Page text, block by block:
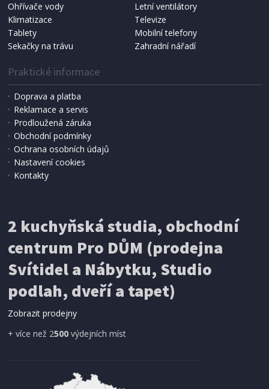
Ohřívače vody
Letní ventilátory
Klimatizace
Televize
Tablety
Mobilní telefony
Sekačky na trávu
Zahradní nářadí
Praktické informace
Doprava a platba
Reklamace a servis
Prodloužená záruka
Obchodní podmínky
Ochrana osobních údajů
Nastavení cookies
Kontakty
2 kuchyňská studia, obchodní
centrum Pro DŮM (prodejna
Svítidel a Nábytku, Studio
podlah, dveří a tapet)
Zobrazit prodejny
+ více než 2500 výdejních míst